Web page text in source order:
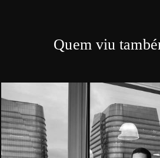
Quem viu